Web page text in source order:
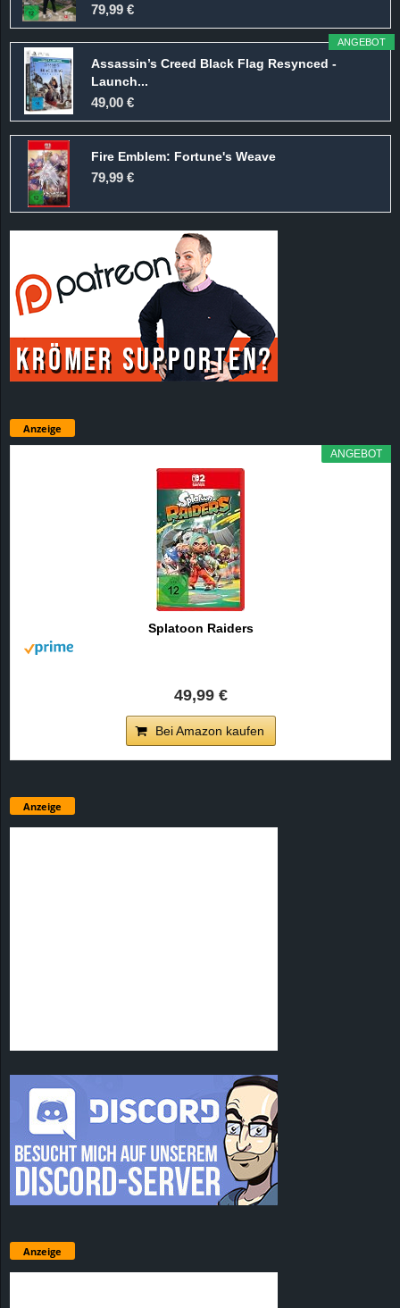
79,99 €
ANGEBOT
Assassin’s Creed Black Flag Resynced -
Launch...
49,00 €
Fire Emblem: Fortune's Weave
79,99 €
Anzeige
ANGEBOT
Splatoon Raiders
49,99 €
Bei Amazon kaufen
Anzeige
Anzeige